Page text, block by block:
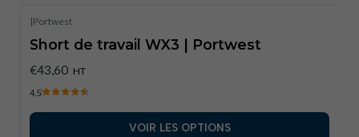
|Portwest
Short de travail WX3 | Portwest
€43,60 HT
4.5
VOIR LES OPTIONS